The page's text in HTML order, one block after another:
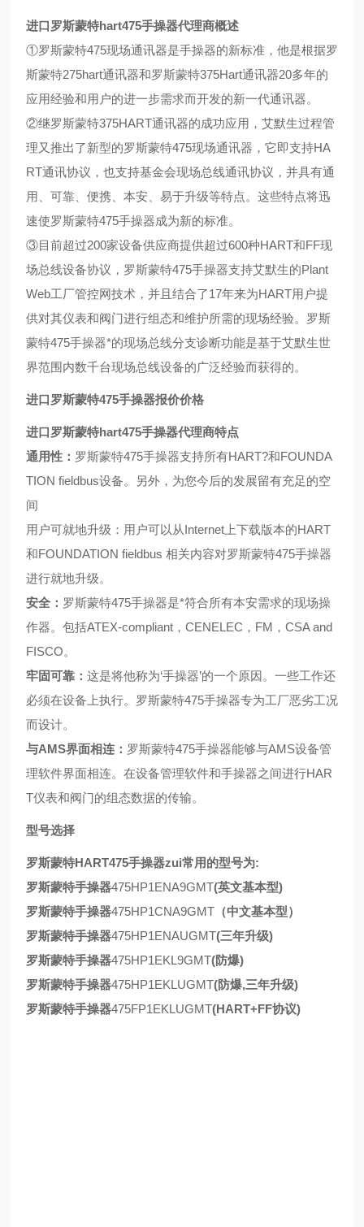
进口罗斯蒙特hart475手操器代理商概述
①罗斯蒙特475现场通讯器是手操器的新标准，他是根据罗
斯蒙特275hart通讯器和罗斯蒙特375Hart通讯器20多年的
应用经验和用户的进一步需求而开发的新一代通讯器。
②继罗斯蒙特375HART通讯器的成功应用，艾默生过程管
理又推出了新型的罗斯蒙特475现场通讯器，它即支持HA
RT通讯协议，也支持基金会现场总线通讯协议，并具有通
用、可靠、便携、本安、易于升级等特点。这些特点将迅
速使罗斯蒙特475手操器成为新的标准。
③目前超过200家设备供应商提供超过600种HART和FF现
场总线设备协议，罗斯蒙特475手操器支持艾默生的Plant
Web工厂管控网技术，并且结合了17年来为HART用户提
供对其仪表和阀门进行组态和维护所需的现场经验。罗斯
蒙特475手操器*的现场总线分支诊断功能是基于艾默生世
界范围内数千台现场总线设备的广泛经验而获得的。
进口罗斯蒙特475手操器报价价格
进口罗斯蒙特hart475手操器代理商特点
通用性： 罗斯蒙特475手操器支持所有HART?和FOUNDA
TION fieldbus设备。另外，为您今后的发展留有充足的空
间
用户可就地升级：用户可以从Internet上下载版本的HART
和FOUNDATION fieldbus 相关内容对罗斯蒙特475手操器
进行就地升级。
安全： 罗斯蒙特475手操器是*符合所有本安需求的现场操
作器。包括ATEX-compliant，CENELEC，FM，CSA and
FISCO。
牢固可靠： 这是将他称为‘手操器’的一个原因。一些工作还
必须在设备上执行。罗斯蒙特475手操器专为工厂恶劣工况
而设计。
与AMS界面相连： 罗斯蒙特475手操器能够与AMS设备管
理软件界面相连。在设备管理软件和手操器之间进行HAR
T仪表和阀门的组态数据的传输。
型号选择
罗斯蒙特HART475手操器zui常用的型号为:
罗斯蒙特手操器475HP1ENA9GMT(英文基本型)
罗斯蒙特手操器475HP1CNA9GMT （中文基本型）
罗斯蒙特手操器475HP1ENAUGMT(三年升级)
罗斯蒙特手操器475HP1EKL9GMT(防爆)
罗斯蒙特手操器475HP1EKLUGMT(防爆,三年升级)
罗斯蒙特手操器475FP1EKLUGMT(HART+FF协议)